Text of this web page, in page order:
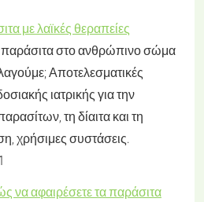
με λαϊκές θεραπείες
παράσιτα στο ανθρώπινο σώμα
Αποτελεσματικές
ιατρικής για την
τη δίαιτα και τη
χρήσιμες συστάσεις.
να αφαιρέσετε τα παράσιτα